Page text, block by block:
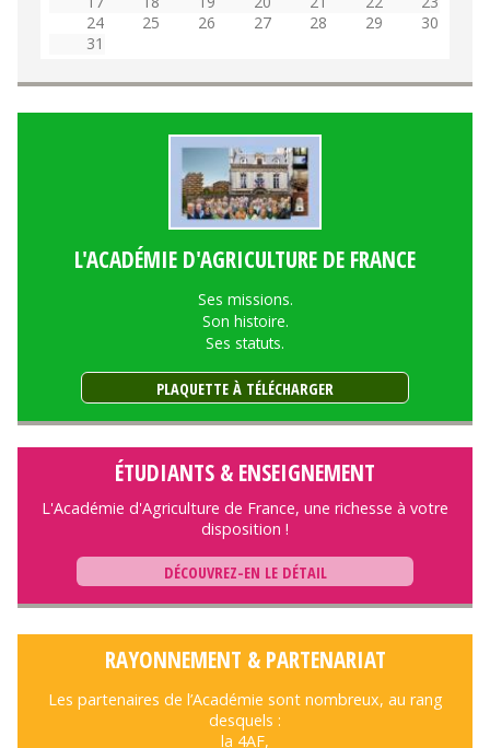
24
25 26 27 28 29
30
31
L'ACADÉMIE D'AGRICULTURE DE FRANCE
Ses missions.
Son histoire.
Ses statuts.
PLAQUETTE À TÉLÉCHARGER
ÉTUDIANTS & ENSEIGNEMENT
L'Académie d'Agriculture de France, une richesse à votre
disposition !
DÉCOUVREZ-EN LE DÉTAIL
RAYONNEMENT & PARTENARIAT
Les partenaires de l’Académie sont nombreux, au rang
desquels :
la 4AF,